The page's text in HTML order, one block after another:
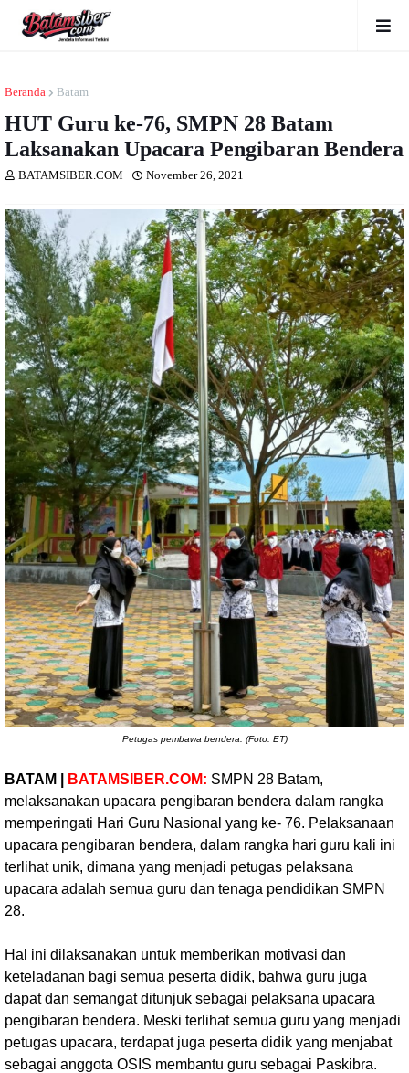
Beranda Batam
HUT Guru ke-76, SMPN 28 Batam
Laksanakan Upacara Pengibaran Bendera
BATAMSIBER.COM November 26, 2021
Petugas pembawa bendera. (Foto: ET)
BATAM | BATAMSIBER.COM: SMPN 28 Batam,
melaksanakan upacara pengibaran bendera dalam rangka
memperingati Hari Guru Nasional yang ke- 76. Pelaksanaan
upacara pengibaran bendera, dalam rangka hari guru kali ini
terlihat unik, dimana yang menjadi petugas pelaksana
upacara adalah semua guru dan tenaga pendidikan SMPN
28.
Hal ini dilaksanakan untuk memberikan motivasi dan
keteladanan bagi semua peserta didik, bahwa guru juga
dapat dan semangat ditunjuk sebagai pelaksana upacara
pengibaran bendera. Meski terlihat semua guru yang menjadi
petugas upacara, terdapat juga peserta didik yang menjabat
sebagai anggota OSIS membantu guru sebagai Paskibra.